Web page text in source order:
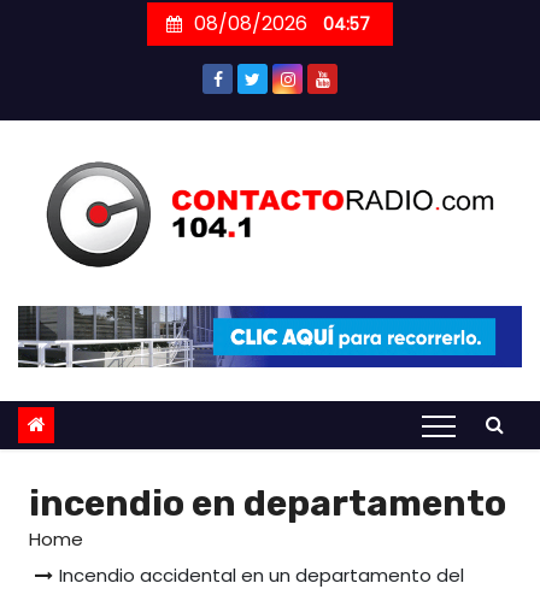
08/08/2026 04:57
incendio en departamento
Home
Incendio accidental en un departamento del